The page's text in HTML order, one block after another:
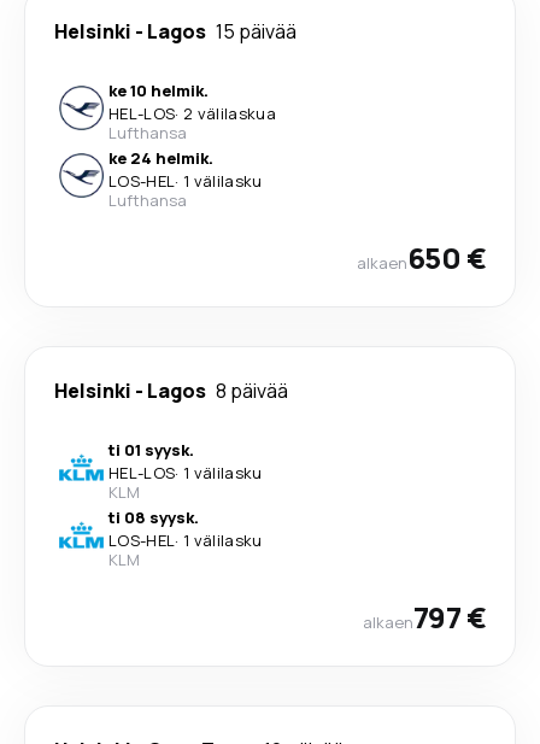
Helsinki - Lagos 15 päivää
ke 10 helmik.
HEL-LOS· 2 välilaskua
Lufthansa
ke 24 helmik.
LOS-HEL· 1 välilasku
Lufthansa
alkaen650 €
Helsinki - Lagos 8 päivää
ti 01 syysk.
HEL-LOS· 1 välilasku
KLM
ti 08 syysk.
LOS-HEL· 1 välilasku
KLM
alkaen797 €